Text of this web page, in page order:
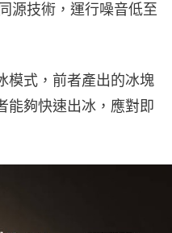
源技術，運行噪音低至
模式，前者產出的冰塊
能夠快速出冰，應對即